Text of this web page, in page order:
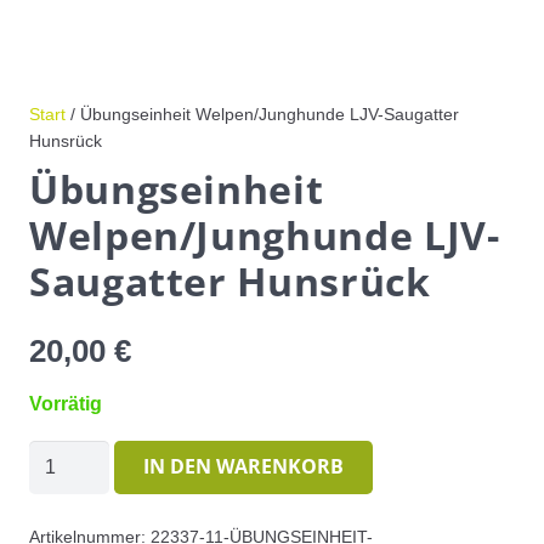
Start / Übungseinheit Welpen/Junghunde LJV-Saugatter
Hunsrück
Übungseinheit
Welpen/Junghunde LJV-
Saugatter Hunsrück
20,00 €
Vorrätig
Übungseinheit
Welpen/Junghunde
IN DEN WARENKORB
Artikelnummer: 22337-11-ÜBUNGSEINHEIT-